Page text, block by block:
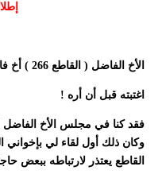
الأخ الفاضل ( القاطع 266 ) أخ فاضل أحسبه والله حسيبه
اغتبته قبل أن أره !
فقد كنا في مجلس الأخ الفاضل
وكان ذلك أول لقاء لي بإخواني
القاطع يعتذر لارتباطه